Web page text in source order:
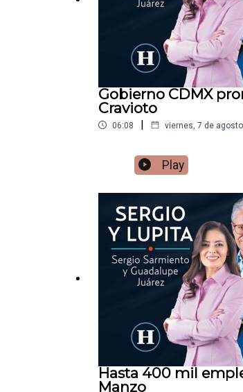
Gobierno CDMX
Cravioto
06:08 | viernes, 7 de
Play
Hasta 400 mil
Manzo